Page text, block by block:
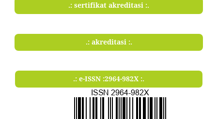
.: sertifikat akreditasi :.
.: akreditasi :.
.: e-ISSN :2964-982X :.